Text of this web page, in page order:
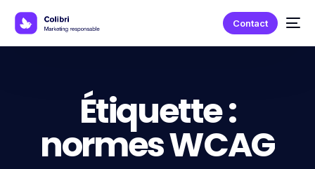
Contact
Étiquette :
normes WCAG